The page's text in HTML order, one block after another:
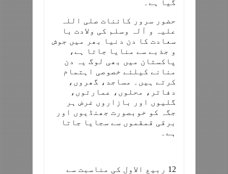
گیا ہے۔
حضور سرور کائنات صلی اللہ
علیہ و آلہ وسلم کی ولادت با
سعادت کا دن دنیا بھر میں جوش
و جذبے سے منایا جاتا ہے،
پاکستان میں بھی لوگ یہ دن
منانے کیلئے خصوصی اہتمام
کرتے ہیں۔ مساجد، گھروں،
دفاتر، محلوں، عمارتوں،
گلیوں اور بازاروں غرض ہر
جگہ کو خوبصورت جھنڈیوں اور
برقی قمقموں سے سجایا جاتا
ہے۔
12 ربیع الاول کی مناسبت سے